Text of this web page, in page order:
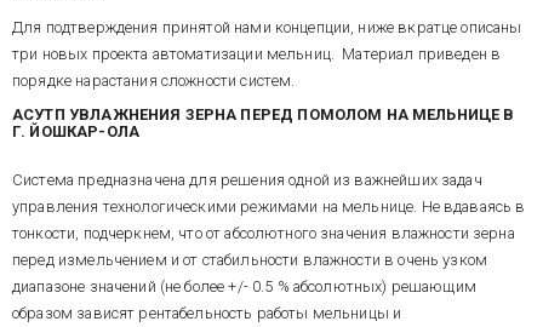
Несмотря на внешнюю
потребовала применения
специально разработанного с
помощью языков FBD и техно-IL
алгоритма регулирования с
логически управляемыми
бункере контролировался
дискретно и обладал очень
малой инерционностью по
каналу возмущений стока/
притока.
Разработка, программирование
и поставка на объект ПТК, а
также специального
завершены в течение неполных
эксплуатации на мельнице ОАО
"Йошкар-олинский комбинат
хлебопродуктов" в республике
Марий-Эл.
МЕЛЬНИЦЕ
В
Подготовка зерна к помолу на
современных мельницах –
непрерывный процесс,
происходящий в течение 18 – 24
Для подтверждения принятой нами концепции, ниже вкратце описаны
три новых проекта автоматизации мельниц. Материал приведен в
порядке нарастания сложности систем.
АСУТП УВЛАЖНЕНИЯ ЗЕРНА ПЕРЕД ПОМОЛОМ НА МЕЛЬНИЦЕ В
Г. ЙОШКАР- ОЛА
Система предназначена для решения одной из важнейших задач
управления технологическими режимами на мельнице. Не вдаваясь в
тонкости, подчеркнем, что от абсолютного значения влажности зерна
перед измельчением и от стабильности влажности в очень узком
диапазоне значений (не более +/- 0.5 % абсолютных) решающим
образом зависят рентабельность работы мельницы и